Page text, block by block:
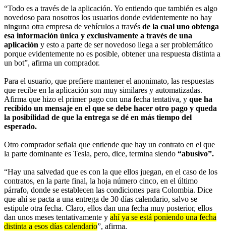
“Todo es a través de la aplicación. Yo entiendo que también es algo
novedoso para nosotros los usuarios donde evidentemente no hay
ninguna otra empresa de vehículos a través de la cual uno obtenga
esa información única y exclusivamente a través de una
aplicación y esto a parte de ser novedoso llega a ser problemático
porque evidentemente no es posible, obtener una respuesta distinta a
un bot”, afirma un comprador.
Para el usuario, que prefiere mantener el anonimato, las respuestas
que recibe en la aplicación son muy similares y automatizadas.
Afirma que hizo el primer pago con una fecha tentativa, y que ha
recibido un mensaje en el que se debe hacer otro pago y queda
la posibilidad de que la entrega se dé en más tiempo del
esperado.
Otro comprador señala que entiende que hay un contrato en el que
la parte dominante es Tesla, pero, dice, termina siendo “abusivo”.
“Hay una salvedad que es con la que ellos juegan, en el caso de los
contratos, en la parte final, la hoja número cinco, en el último
párrafo, donde se establecen las condiciones para Colombia. Dice
que ahí se pacta a una entrega de 30 días calendario, salvo se
estipule otra fecha. Claro, ellos dan una fecha muy posterior, ellos
dan unos meses tentativamente y ahí ya se está poniendo una fecha
distinta a esos días calendario”, afirma.